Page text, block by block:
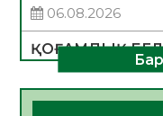
06.08.2026
ҚОҒАМДЫҚ
ДАМУЫНЫҢ
06.08.2026